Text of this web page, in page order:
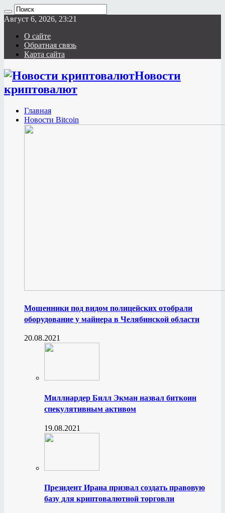
Август 6, 2026, 23:21
О сайте
Обратная связь
Карта сайта
Новости
криптовалют
Главная
Новости Bitcoin
Мошенники под видом полицейских отобрали
оборудование у майнера в Челябинской области
20.08.2021
Миллиардер Билл Экман назвал биткоин
спекулятивным активом
19.08.2021
Президент Ирана призвал создать правовую
базу для криптовалютной торговли